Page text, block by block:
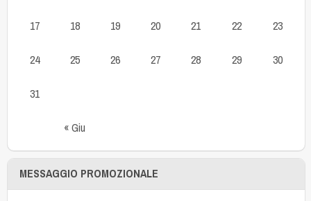
« Giu
17 18 19 20 21 22 23
24 25 26 27 28 29 30
31
MESSAGGIO PROMOZIONALE